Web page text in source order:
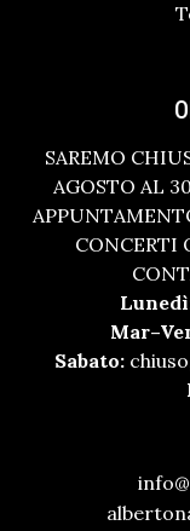
SAREMO
AGOSTO AL
CONCERTI
Sabato: